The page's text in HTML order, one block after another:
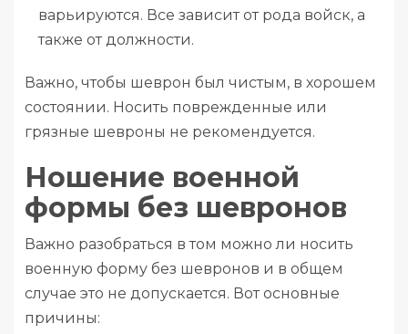
варьируются. Все зависит от рода войск, а
также от должности.
Важно, чтобы шеврон был чистым, в хорошем
состоянии. Носить поврежденные или
грязные шевроны не рекомендуется.
Ношение военной
формы без шевронов
Важно разобраться в том можно ли носить
военную форму без шевронов и в общем
случае это не допускается. Вот основные
причины: